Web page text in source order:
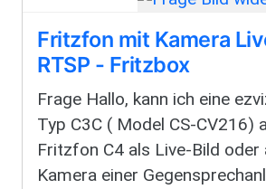
Fritzfon mit Kamera
RTSP - Fritzbox
Frage Hallo, kann ich eine
Typ C3C ( Model CS-CV216)
Fritzfon C4 als Live-Bild oder
Kamera einer